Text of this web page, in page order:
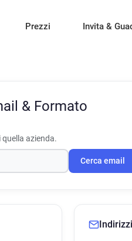
Prezzi Invita &
& Formato
azienda.
Cerca email